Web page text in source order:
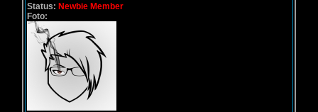
Status: Newbie Member
Foto: